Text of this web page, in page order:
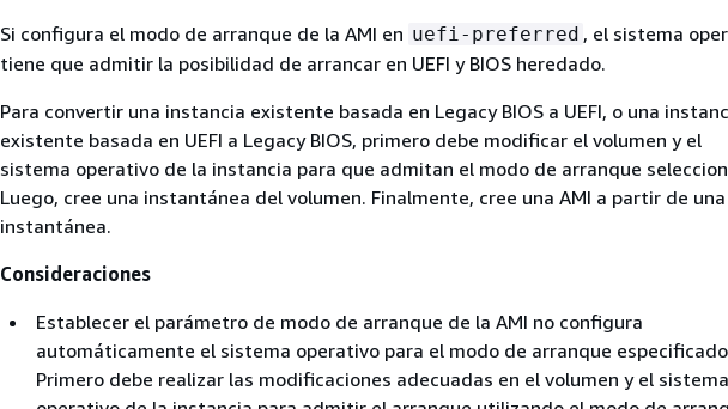
Si configura el modo de arranque de la AMI en uefi-preferred , el sistema
tiene que admitir la posibilidad de arrancar en UEFI y BIOS heredado.
Para convertir una instancia existente basada en Legacy BIOS a UEFI, o una
existente basada en UEFI a Legacy BIOS, primero debe modificar el volumen y el
sistema operativo de la instancia para que admitan el modo de arranque
Luego, cree una instantánea del volumen. Finalmente, cree una AMI a partir de una
instantánea.
Consideraciones
Establecer el parámetro de modo de arranque de la AMI no configura
automáticamente el sistema operativo para el modo de arranque
Primero debe realizar las modificaciones adecuadas en el volumen y el sistema